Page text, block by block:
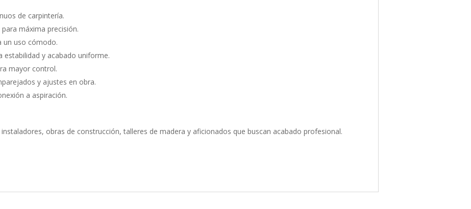
de carpintería.
máxima precisión.
un uso cómodo.
estabilidad y acabado uniforme.
mayor control.
y ajustes en obra.
a aspiración.
obras de construcción, talleres de madera y aficionados que buscan acabado profesional.